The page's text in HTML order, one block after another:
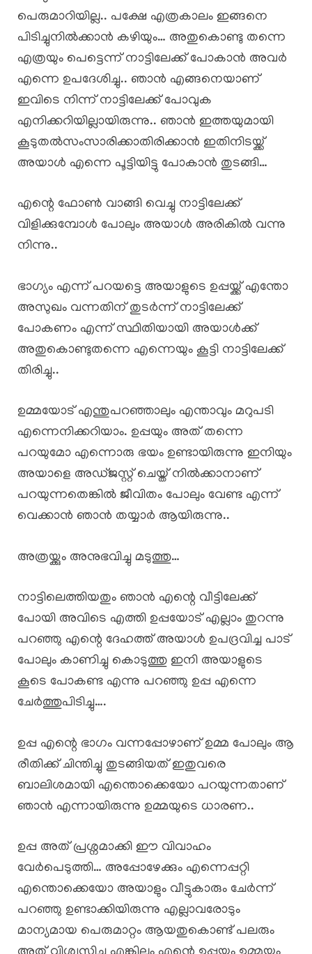
പെരുമാറിയില്ല.. പക്ഷേ എത്രകാലം ഇങ്ങനെ
പിടിച്ചുനിൽക്കാൻ കഴിയും… അതുകൊണ്ടു തന്നെ
എത്രയും പെട്ടെന്ന് നാട്ടിലേക്ക് പോകാൻ അവർ
എന്നെ ഉപദേശിച്ചു.. ഞാൻ എങ്ങനെയാണ്
ഇവിടെ നിന്ന് നാട്ടിലേക്ക് പോവുക
എനിക്കറിയില്ലായിരുന്നു.. ഞാൻ ഇത്തയുമായി
കൂടുതൽസംസാരിക്കാതിരിക്കാൻ ഇതിനിടയ്ക്ക്
അയാൾ എന്നെ പൂട്ടിയിട്ടു പോകാൻ തുടങ്ങി…
എന്റെ ഫോൺ വാങ്ങി വെച്ചു നാട്ടിലേക്ക്
വിളിക്കുമ്പോൾ പോലും അയാൾ അരികിൽ വന്നു
നിന്നു..
ഭാഗ്യം എന്ന് പറയട്ടെ അയാളുടെ ഉപ്പയ്ക്ക് എന്തോ
അസുഖം വന്നതിന് തുടർന്ന് നാട്ടിലേക്ക്
പോകണം എന്ന് സ്ഥിതിയായി അയാൾക്ക്
അതുകൊണ്ടുതന്നെ എന്നെയും കൂട്ടി നാട്ടിലേക്ക്
തിരിച്ചു..
ഉമ്മയോട് എന്തുപറഞ്ഞാലും എന്താവും മറുപടി
എന്നെനിക്കറിയാം. ഉപ്പയും അത് തന്നെ
പറയുമോ എന്നൊരു ഭയം ഉണ്ടായിരുന്നു ഇനിയും
അയാളെ അഡ്ജസ്റ്റ് ചെയ്ത് നിൽക്കാനാണ്
പറയുന്നതെങ്കിൽ ജീവിതം പോലും വേണ്ട എന്ന്
വെക്കാൻ ഞാൻ തയ്യാർ ആയിരുന്നു..
അത്രയ്ക്കും അനുഭവിച്ചു മടുത്തു…
നാട്ടിലെത്തിയതും ഞാൻ എന്റെ വീട്ടിലേക്ക്
പോയി അവിടെ എത്തി ഉപ്പയോട് എല്ലാം തുറന്നു
പറഞ്ഞു എന്റെ ദേഹത്ത് അയാൾ ഉപദ്രവിച്ച പാട്
പോലും കാണിച്ചു കൊടുത്തു ഇനി അയാളുടെ
കൂടെ പോകണ്ട എന്നു പറഞ്ഞു ഉപ്പ എന്നെ
ചേർത്തുപിടിച്ചു….
ഉപ്പ എന്റെ ഭാഗം വന്നപ്പോഴാണ് ഉമ്മ പോലും ആ
രീതിക്ക് ചിന്തിച്ചു തുടങ്ങിയത് ഇതുവരെ
ബാലിശമായി എന്തൊക്കെയോ പറയുന്നതാണ്
ഞാൻ എന്നായിരുന്നു ഉമ്മയുടെ ധാരണ..
ഉപ്പ അത് പ്രശ്നമാക്കി ഈ വിവാഹം
വേർപെടുത്തി… അപ്പോഴേക്കും എന്നെപ്പറ്റി
എന്തൊക്കെയോ അയാളും വീട്ടുകാരും ചേർന്ന്
പറഞ്ഞു ഉണ്ടാക്കിയിരുന്നു എല്ലാവരോടും
മാന്യമായ പെരുമാറ്റം ആയതുകൊണ്ട് പലരും